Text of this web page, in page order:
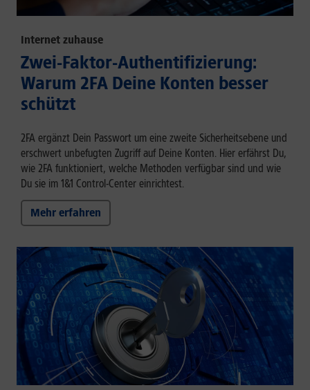
Internet zuhause
Zwei-Faktor-Authentifizierung:
Warum 2FA Deine Konten besser
schützt
2FA ergänzt Dein Passwort um eine zweite Sicherheitsebene und
erschwert unbefugten Zugriff auf Deine Konten. Hier erfährst Du,
wie 2FA funktioniert, welche Methoden verfügbar sind und wie
Du sie im 1&1 Control-Center einrichtest.
Mehr erfahren